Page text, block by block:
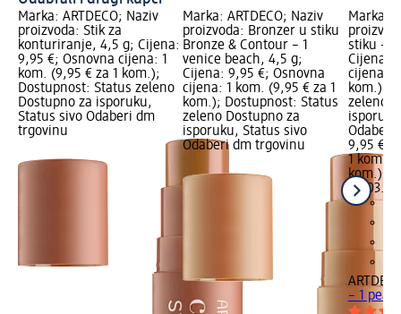
Marka: ARTDECO; Naziv
proizvoda: Stik za
konturiranje, 4,5 g; Cijena:
9,95 €; Osnovna cijena: 1
kom. (9,95 € za 1 kom.);
Dostupnost: Status zeleno
Dostupno za isporuku,
Status sivo Odaberi dm
trgovinu
Marka: ARTDECO; Naziv
proizvoda: Bronzer u stiku
Bronze & Contour – 1
venice beach, 4,5 g;
Cijena: 9,95 €; Osnovna
cijena: 1 kom. (9,95 € za 1
kom.); Dostupnost: Status
zeleno Dostupno za
isporuku, Status sivo
Odaberi dm trgovinu
Marka:
stiku – 1
Cijena:
cijena: 1
kom.);
zeleno
Odaberi
9,95 €
1 kom.
kom.)
– 1